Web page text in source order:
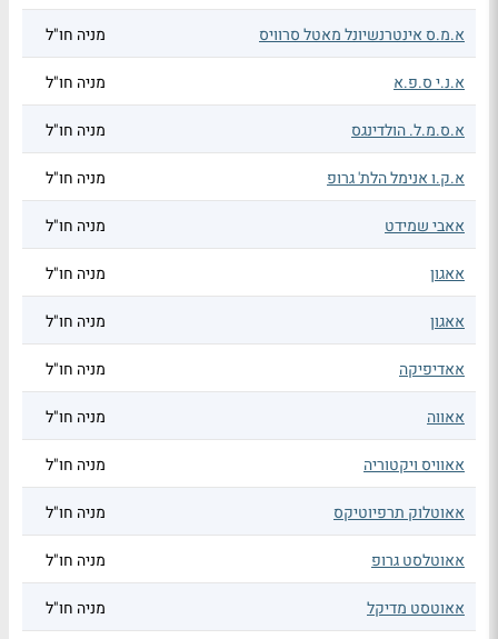
א.מ.ס אינטרנשיונל מאטל סרוויס מניה חו"ל
א.נ.י ס.פ.א מניה חו"ל
א.ס.מ.ל. הולדינגס מניה חו"ל
א.ק.ו אנימל הלת' גרופ מניה חו"ל
אאבי שמידט מניה חו"ל
אאגון מניה חו"ל
אאגון מניה חו"ל
אאדיפיקה מניה חו"ל
אאווה מניה חו"ל
אאוויס ויקטוריה מניה חו"ל
אאוטלוק תרפיוטיקס מניה חו"ל
אאוטלסט גרופ מניה חו"ל
אאוטסט מדיקל מניה חו"ל